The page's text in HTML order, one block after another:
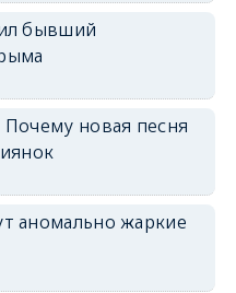
бывший
новая песня
аномально жаркие